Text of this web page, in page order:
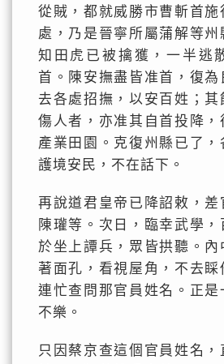
從賊，都就威勝市曹斬首施
處，乃是晉寧所屬蒲解等州
知田虎已被擒獲，一半逃
首。陳安撫盡皆准首，復為
去各處招撫，以安百姓；其
傷人者，亦准其自首投降，
產業田園。克復州縣已了，
護境安民，不在話下。
再說道君皇帝已降詔敕，差
陳瓘等。次日，臨幸武學
於坐上譚兵，眾皆拱聽。內
著面孔，看視屋角，不去睬
連忙查問那官員姓名。正是
不樂。
只因蔡京查這個官員姓名